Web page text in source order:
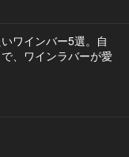
ワインバー5選。自
、ワインラバーが愛